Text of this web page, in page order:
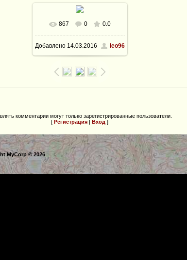
В реальном размере
1600x1200/ 318.9Kb
867 0 0.0
Добавлено14.03.2016 leo96
комментарии могут только зарегистрированные пользователи.
[ Регистрация | Вход ]
MyCorp © 2026